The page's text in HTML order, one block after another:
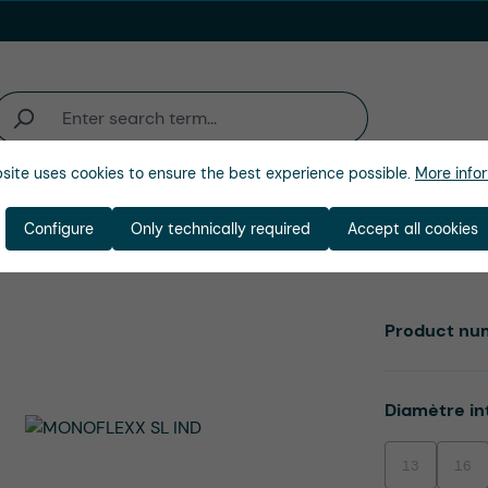
Entreprise
Select
Diamètre
13(This option
16
Product
uses cookies to ensure the best experience possible. More
Only technically required
Configure Accept all cookies